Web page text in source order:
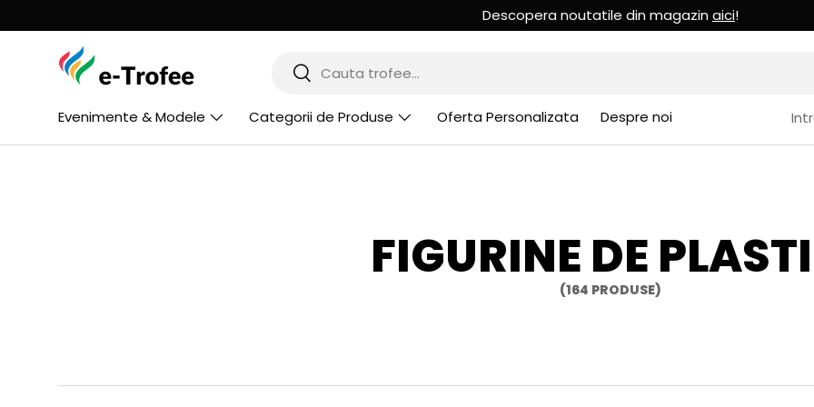
MERGI LA CONTINUT
Descopera noutatile din magazin aici!
Cauta
Cauta
Evenimente & Modele Categorii de Produse Oferta Personalizata Despre noi
FIGURINE DE
(164 PRODUSE)